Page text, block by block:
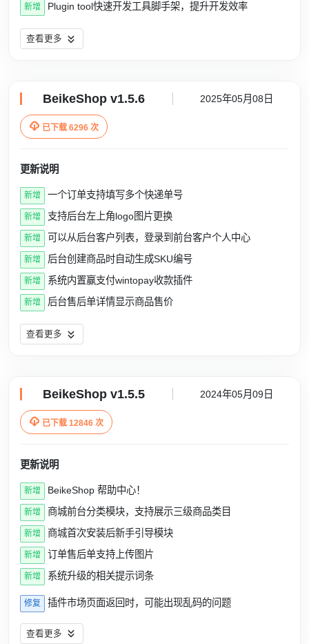
新增 Plugin tool快速开发工具脚手架，提升开发效率
查看更多
BeikeShop v1.5.6 2025年05月08日
 已下载 6296 次
更新说明
新增 一个订单支持填写多个快递单号
新增 支持后台左上角logo图片更换
新增 可以从后台客户列表，登录到前台客户个人中心
新增 后台创建商品时自动生成SKU编号
新增 系统内置赢支付wintopay收款插件
新增 后台售后单详情显示商品售价
查看更多
BeikeShop v1.5.5 2024年05月09日
 已下载 12846 次
更新说明
新增 BeikeShop 帮助中心！
新增 商城前台分类模块，支持展示三级商品类目
新增 商城首次安装后新手引导模块
新增 订单售后单支持上传图片
新增 系统升级的相关提示词条
修复 插件市场页面返回时，可能出现乱码的问题
查看更多